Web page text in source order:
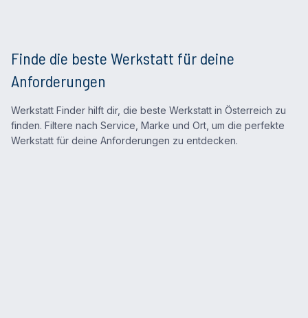
Finde die beste Werkstatt für deine
Anforderungen
Werkstatt Finder hilft dir, die beste Werkstatt in Österreich zu
finden. Filtere nach Service, Marke und Ort, um die perfekte
Werkstatt für deine Anforderungen zu entdecken.